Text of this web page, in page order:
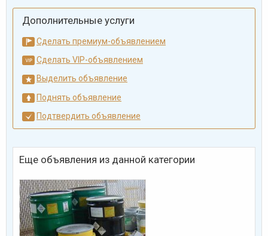
Дополнительные услуги
Сделать премиум-объявлением
Сделать VIP-объявлением
Выделить объявление
Поднять объявление
Подтвердить объявление
Еще объявления из данной категории